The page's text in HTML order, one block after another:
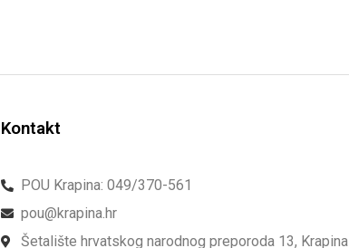
Kontakt
POU Krapina: 049/370-561
pou@krapina.hr
Šetalište hrvatskog narodnog preporoda 13, Krapina